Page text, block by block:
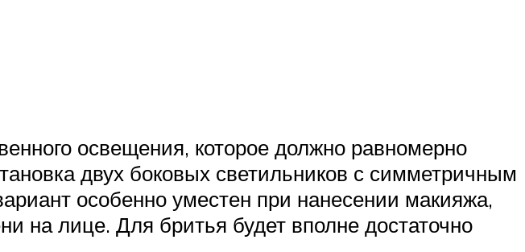
освещения, которое должно равномерно
двух боковых светильников с симметричным
особенно уместен при нанесении макияжа,
на лице. Для бритья будет вполне достаточно